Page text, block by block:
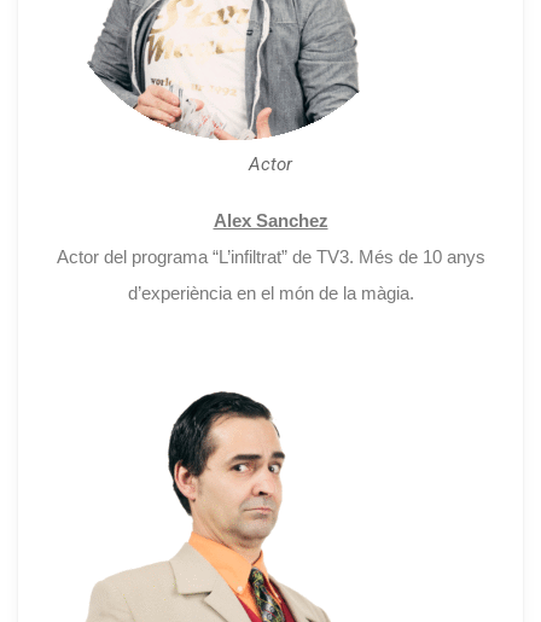
Actor
Alex Sanchez
Actor del programa “L’infiltrat” de TV3. Més de 10 anys
d’experiència en el món de la màgia.